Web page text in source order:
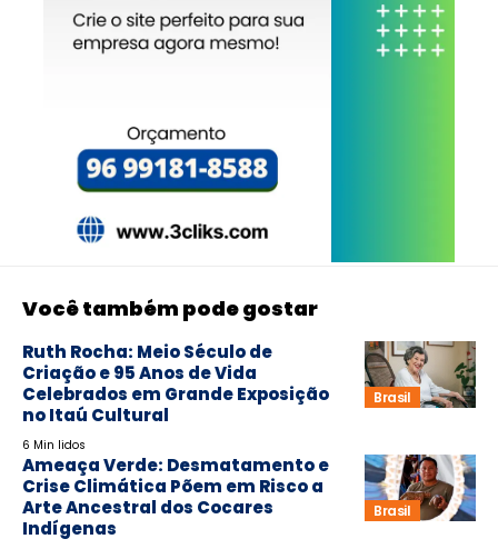
Você também pode gostar
Brasil
Ruth Rocha: Meio Século de
Criação e 95 Anos de Vida
Celebrados em Grande Exposição
no Itaú Cultural
6 Min lidos
Brasil
Ameaça Verde: Desmatamento e
Crise Climática Põem em Risco a
Arte Ancestral dos Cocares
Indígenas